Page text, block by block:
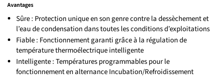
Avantages
Sûre : Protection unique en son genre contre la dessèchement et
l’eau de condensation dans toutes les conditions d’exploitations
Fiable : Fonctionnement garanti grâce à la régulation de
température thermoélectrique intelligente
Intelligente : Températures programmables pour le
fonctionnement en alternance Incubation/Refroidissement